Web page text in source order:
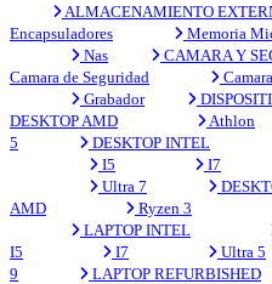
ALMACENAMIENTO
Encapsuladores
Memoria
Nas
CAMARA Y
Camara de Seguridad
Grabador
DESKTOP AMD
Athlon
5
DESKTOP INTEL
I5
I7
Ultra 7
AMD
Ryzen 3
LAPTOP INTEL
I5
I7 Ultra 5
9
LAPTOP REFURBISHED